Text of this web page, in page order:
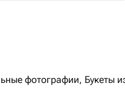
фотографии, Букеты